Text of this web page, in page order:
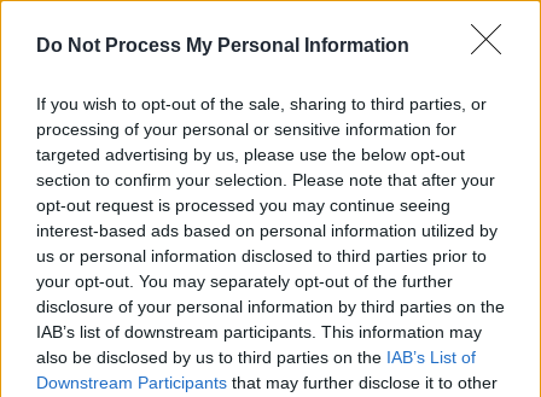
Do Not Process My Personal Information
If you wish to opt-out of the sale, sharing to third parties, or
processing of your personal or sensitive information for
targeted advertising by us, please use the below opt-out
section to confirm your selection. Please note that after your
opt-out request is processed you may continue seeing
interest-based ads based on personal information utilized by
us or personal information disclosed to third parties prior to
your opt-out. You may separately opt-out of the further
disclosure of your personal information by third parties on the
IAB’s list of downstream participants. This information may
also be disclosed by us to third parties on the IAB’s List of
Downstream Participants that may further disclose it to other
κοίταγε. Τα ματάκια της μισάνοιχτα και
ξεφυσούσε», φέρεται να είπε ηΡούλα
Πισπιρίγκου.
Υπενθυμίζεται ότι η Δήμητρα Πισπιρίγκου
στην κατάθεσή της ισχυρίστηκε ότι το παιδί
δεν ανάσαινε όταν το βρήκε στην κούνια τη
μοιραία ημέρα. Ωστόσο, η προφυλακισμένη
μητέρα έδωσε μία άλλη εικόνα, συζητώντας
με την κλινική ψυχολόγο.